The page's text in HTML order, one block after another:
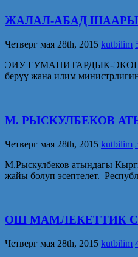
ЖАЛАЛ-АБАД
Четверг мая 28th, 2015 kutbilim
ЭИУ ГУМАНИТАРДЫК-
берүү жана илим
М. РЫСКУЛБЕКОВ
Четверг мая 28th, 2015 kutbilim
М.Рыскулбеков атындагы
жайы болуп эсептелет.
ОШ МАМЛЕКЕТТИК
Четверг мая 28th, 2015 kutbilim